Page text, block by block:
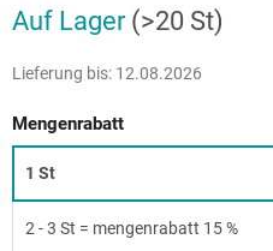
Auf Lager (>20 St)
Lieferung bis: 12.08.2026
Mengenrabatt
1 St
2 - 3 St = mengenrabatt 15 %